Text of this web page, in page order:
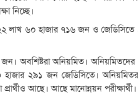
নিচ্ছে।
লাখ ৬০ হাজার ৭১৬ জন ও
অবশিষ্টরা অনিয়মিত।
২৯১ জন জেডিসিতে।
আছে। আছে মানোন্নয়ন পরীক্ষার্থী।